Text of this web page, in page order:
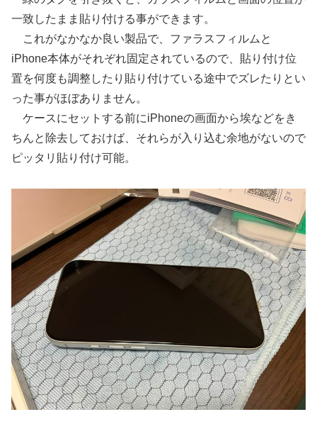
一致したまま貼り付ける事ができます。
これがなかなか良い製品で、ファラスフィルムと
iPhone本体がそれぞれ固定されているので、貼り付け位
置を何度も調整したり貼り付けている途中でズレたりとい
った事がほぼありません。
ケースにセットする前にiPhoneの画面から埃などをき
ちんと除去しておけば、それらが入り込む余地がないので
ピッタリ貼り付け可能。